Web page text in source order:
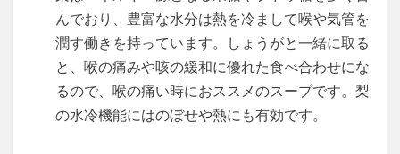
んでおり、豊富な水分は熱を冷まして喉や気管を
潤す働きを持っています。しょうがと一緒に取る
と、喉の痛みや咳の緩和に優れた食べ合わせにな
るので、喉の痛い時におススメのスープです。梨
の水冷機能にはのぼせや熱にも有効です。